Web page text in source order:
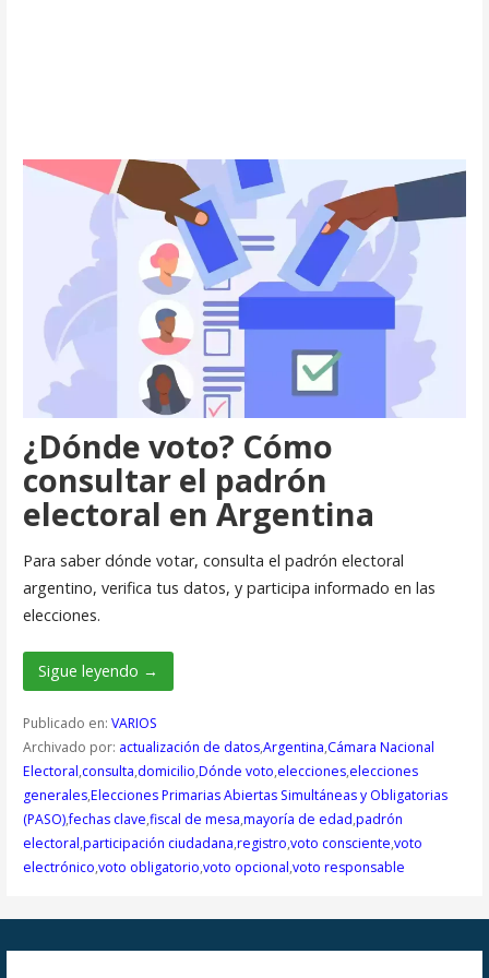
¿Dónde voto? Cómo
consultar el padrón
electoral en Argentina
Para saber dónde votar, consulta el padrón electoral
argentino, verifica tus datos, y participa informado en las
elecciones.
Sigue leyendo →
Publicado en: VARIOS
Archivado por: actualización de datos,Argentina,Cámara Nacional
Electoral,consulta,domicilio,Dónde voto,elecciones,elecciones
generales,Elecciones Primarias Abiertas Simultáneas y Obligatorias
(PASO),fechas clave,fiscal de mesa,mayoría de edad,padrón
electoral,participación ciudadana,registro,voto consciente,voto
electrónico,voto obligatorio,voto opcional,voto responsable